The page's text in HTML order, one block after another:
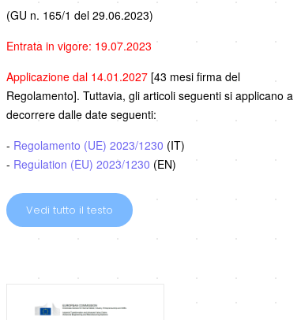
(GU n. 165/1 del 29.06.2023)
Entrata in vigore: 19.07.2023
Applicazione dal 14.01.2027 [43 mesi firma del
Regolamento]. Tuttavia, gli articoli seguenti si applicano a
decorrere dalle date seguenti:
- Regolamento (UE) 2023/1230 (IT)
- Regulation (EU) 2023/1230 (EN)
Vedi tutto il testo